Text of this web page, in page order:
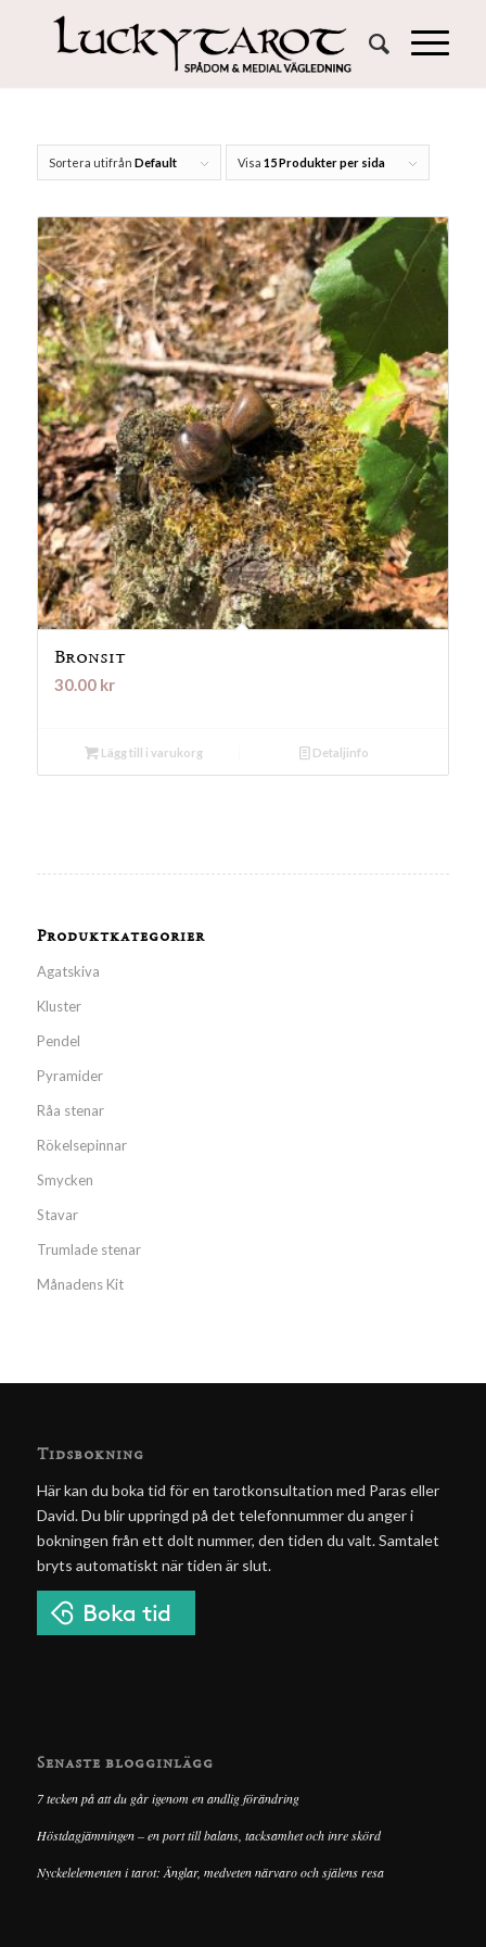
Sortera utifrån Default Visa 15 Produkter per sida
Bronsit
30.00 kr
Lägg till i varukorg Detaljinfo
Produktkategorier
Agatskiva
Kluster
Pendel
Pyramider
Råa stenar
Rökelsepinnar
Smycken
Stavar
Trumlade stenar
Månadens Kit
Tidsbokning
Här kan du boka tid för en tarotkonsultation med Paras eller
David. Du blir uppringd på det telefonnummer du anger i
bokningen från ett dolt nummer, den tiden du valt. Samtalet
bryts automatiskt när tiden är slut.
Senaste blogginlägg
7 tecken på att du går igenom en andlig förändring
Höstdagjämningen – en port till balans, tacksamhet och inre skörd
Nyckelelementen i tarot: Änglar, medveten närvaro och själens resa